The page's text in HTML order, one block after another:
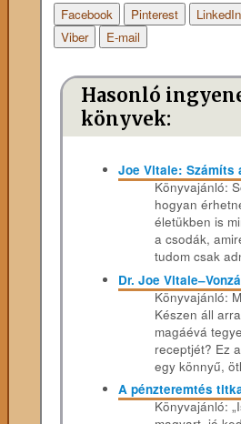
Facebook
Pinterest LinkedIn
Viber
E-mail
Hasonló
könyvek:
Joe Vitale: Számíts
Könyvajánló:
hogyan
életükben is
a csodák,
tudom csak
Dr. Joe
Könyvajánló:
Készen áll
magáévá
receptjét? Ez
egy könnyű,
A pénzteremtés
Könyvajánló: